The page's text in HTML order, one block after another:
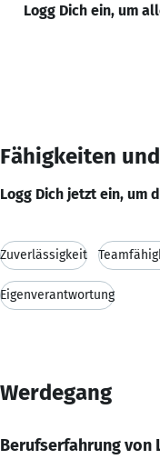
Logg Dich ein, um
Fähigkeiten
Logg Dich jetzt ein, um
Zuverlässigkeit
Eigenverantwortung
Werdegang
Berufserfahrung von